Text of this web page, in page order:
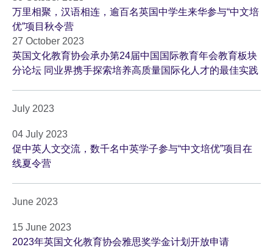
万里相聚，汉语相连，逾百名英国中学生来华参与“中文培
优”项目秋令营
27 October 2023
英国文化教育协会承办第24届中国国际教育年会教育板块
分论坛 同业界携手探索培养高质量国际化人才的最佳实践
July 2023
04 July 2023
促中英人文交流，数千名中英学子参与“中文培优”项目在
线夏令营
June 2023
15 June 2023
2023年英国文化教育协会雅思奖学金计划开放申请